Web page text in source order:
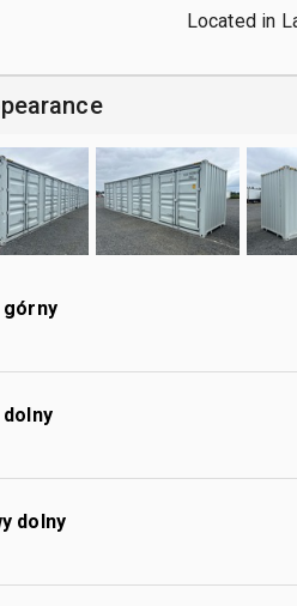
Located in
górny
dolny